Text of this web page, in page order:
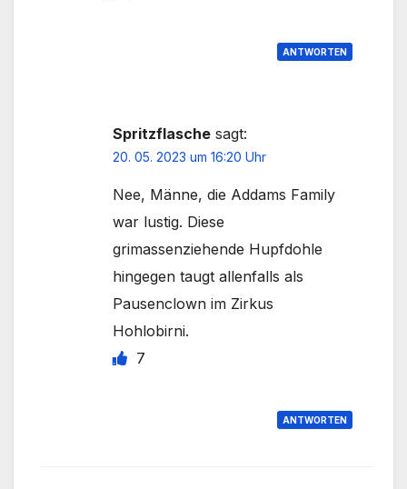
ANTWORTEN
Spritzflasche sagt:
20. 05. 2023 um 16:20 Uhr
Nee, Männe, die Addams Family
war lustig. Diese
grimassenziehende Hupfdohle
hingegen taugt allenfalls als
Pausenclown im Zirkus
Hohlobirni.
7
ANTWORTEN